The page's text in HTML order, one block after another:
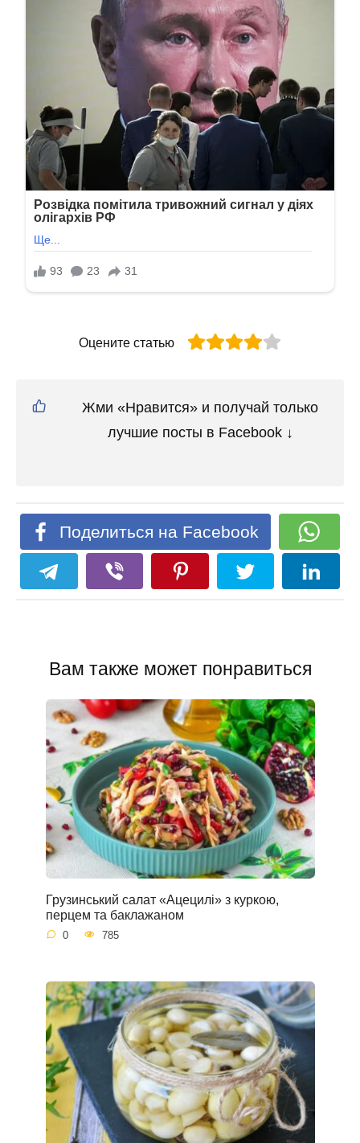
Оцените статью
Жми «Нравится» и получай только
лучшие посты в Facebook ↓
Поделиться на Facebook
Вам также может понравиться
Грузинський салат «Ацецилі» з куркою,
перцем та баклажаном
0 785